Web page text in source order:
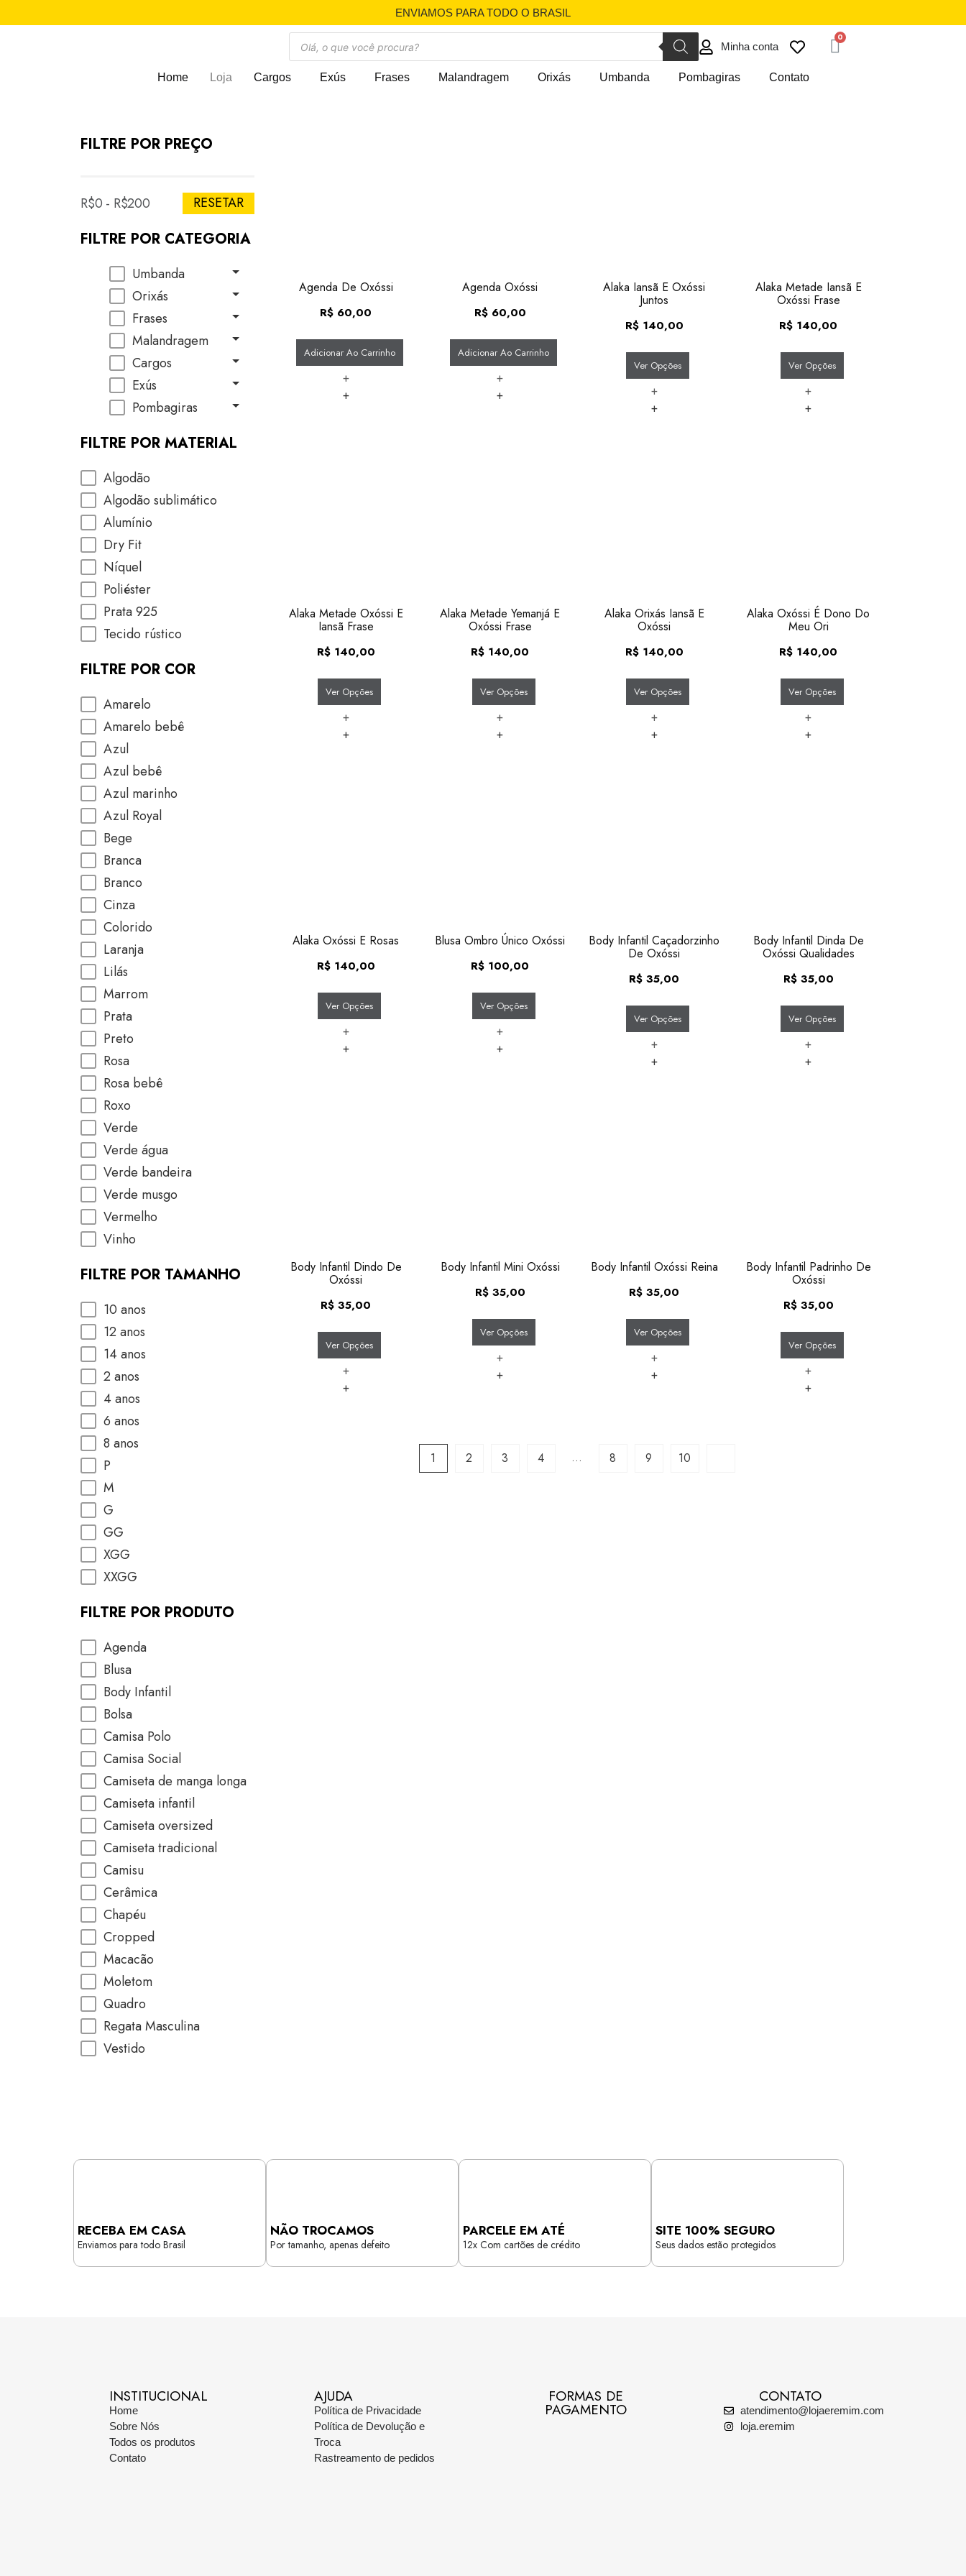
ENVIAMOS PARA TODO O BRASIL
Minha conta
Home Loja Cargos Exús Frases Malandragem Orixás Umbanda Pombagiras Contato
FILTRE POR PREÇO
R$0 - R$200 RESETAR
FILTRE POR CATEGORIA
Umbanda
Orixás
Frases
Malandragem
Cargos
Exús
Pombagiras
FILTRE POR MATERIAL
Algodão
Algodão sublimático
Alumínio
Dry Fit
Níquel
Poliéster
Prata 925
Tecido rústico
FILTRE POR COR
Amarelo
Amarelo bebê
Azul
Azul bebê
Azul marinho
Azul Royal
Bege
Branca
Branco
Cinza
Colorido
Laranja
Lilás
Marrom
Prata
Preto
Rosa
Rosa bebê
Roxo
Verde
Verde água
Verde bandeira
Verde musgo
Vermelho
Vinho
FILTRE POR TAMANHO
10 anos
12 anos
14 anos
2 anos
4 anos
6 anos
8 anos
P
M
G
GG
XGG
XXGG
FILTRE POR PRODUTO
Agenda
Blusa
Body Infantil
Bolsa
Camisa Polo
Camisa Social
Camiseta de manga longa
Camiseta infantil
Camiseta oversized
Camiseta tradicional
Camisu
Cerâmica
Chapéu
Cropped
Macacão
Moletom
Quadro
Regata Masculina
Vestido
Agenda De Oxóssi
R$ 60,00
Adicionar Ao Carrinho
+
+
Agenda Oxóssi
R$60,00
Adicionar Ao Carrinho
+
+
Alaka Iansã E Oxóssi
Juntos
R$140,00
Ver Opções
+
+
Alaka Metade Iansã E
Oxóssi Frase
R$ 140,00
Ver Opções
+
+
Alaka Metade Oxóssi E
Iansã Frase
R$140,00
Ver Opções
+
+
Alaka Metade Yemanjá E
Oxóssi Frase
R$ 140,00
Ver Opções
+
+
Alaka Orixás Iansã E
Oxóssi
R$140,00
Ver Opções
+
+
Alaka Oxóssi É Dono Do
Meu Ori
R$ 140,00
Ver Opções
+
+
Alaka Oxóssi E Rosas
R$140,00
Ver Opções
+
+
Blusa Ombro Único Oxóssi
R$ 100,00
Ver Opções
+
+
Body Infantil Caçadorzinho
De Oxóssi
R$ 35,00
Ver Opções
+
+
Body Infantil Dinda De
Oxóssi Qualidades
R$35,00
Ver Opções
+
+
Body Infantil Dindo De
Oxóssi
R$ 35,00
Ver Opções
+
+
Body Infantil Mini Oxóssi
R$35,00
Ver Opções
+
+
Body Infantil Oxóssi Reina
R$ 35,00
Ver Opções
+
+
Body Infantil Padrinho De
Oxóssi
R$35,00
Ver Opções
+
+
1 2 3 4 … 8 9 10
RECEBA EM CASA
Enviamos para todo Brasil
NÃO TROCAMOS
Por tamanho, apenas defeito
PARCELE EM ATÉ
12x Com cartões de crédito
SITE 100% SEGURO
Seus dados estão protegidos
INSTITUCIONAL
Home
Sobre Nós
Todos os produtos
Contato
AJUDA
Política de Privacidade
Política de Devolução e
Troca
Rastreamento de pedidos
FORMAS DE
PAGAMENTO
CONTATO
atendimento@lojaeremim.com
loja.eremim